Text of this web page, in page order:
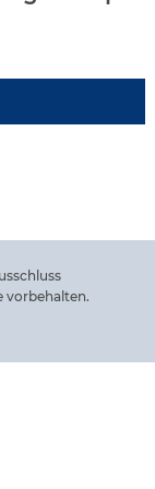
vorbehalten.